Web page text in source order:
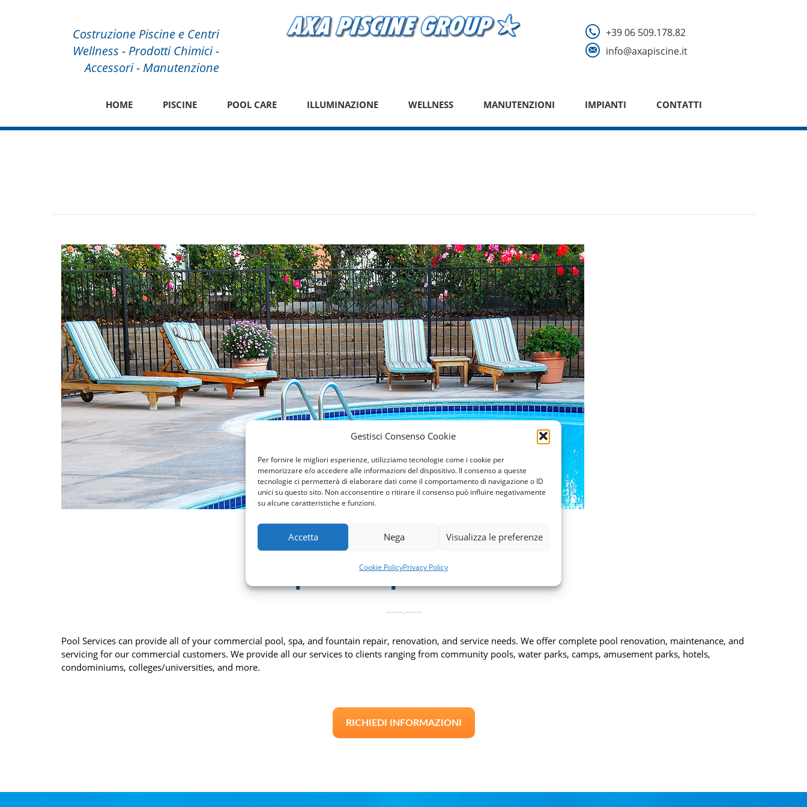
Gestisci Consenso Cookie
Per fornire le migliori esperienze, utilizziamo tecnologie come i cookie per
memorizzare e/o accedere alle informazioni del dispositivo. Il consenso a queste
tecnologie ci permetterà di elaborare dati come il comportamento di navigazione o ID
unici su questo sito. Non acconsentire o ritirare il consenso può influire negativamente
su alcune caratteristiche e funzioni.
Accetta Nega Visualizza le preferenze
Cookie PolicyPrivacy Policy
Costruzione Piscine e Centri
Wellness - Prodotti Chimici -
Accessori - Manutenzione
+39 06 509.178.82
info@axapiscine.it
HOME PISCINE POOL CARE ILLUMINAZIONE WELLNESS MANUTENZIONI IMPIANTI CONTATTI
Impianti per Piscine
Pool Services can provide all of your commercial pool, spa, and fountain repair, renovation, and service needs. We offer complete pool renovation, maintenance, and
servicing for our commercial customers. We provide all our services to clients ranging from community pools, water parks, camps, amusement parks, hotels,
condominiums, colleges/universities, and more.
RICHIEDI INFORMAZIONI